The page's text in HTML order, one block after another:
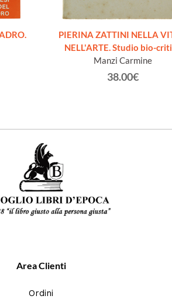
PIERINA ZATTINI NELLA
NELL'ARTE. Studio bio-
Manzi Carmine
38.00€
Area Clienti
Ordini